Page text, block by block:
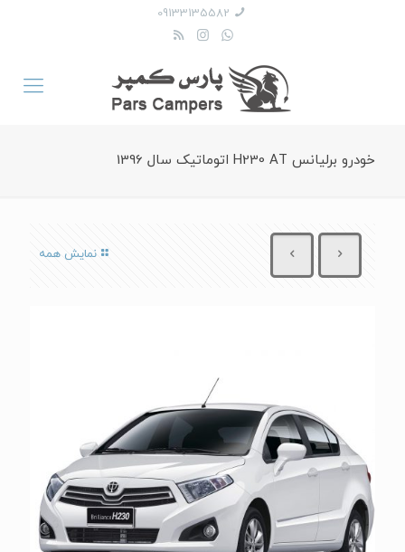
09133135582
خودرو برلیانس H230 AT اتوماتیک سال 1396
نمایش همه